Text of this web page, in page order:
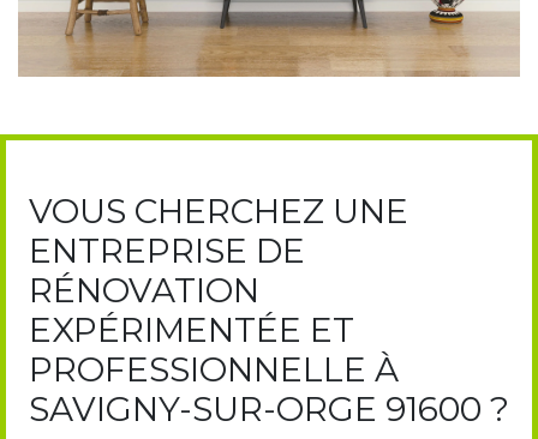
VOUS CHERCHEZ UNE
ENTREPRISE DE
RÉNOVATION
EXPÉRIMENTÉE ET
PROFESSIONNELLE À
SAVIGNY-SUR-ORGE 91600 ?